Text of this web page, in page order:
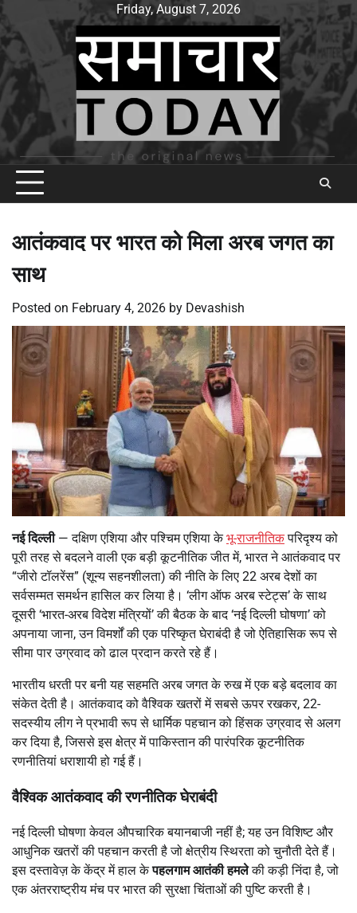
Skip
to
content
Friday, August 7, 2026
आतंकवाद पर भारत को मिला अरब जगत का
साथ
Posted on February 4, 2026 by Devashish
नई दिल्ली— दक्षिण एशिया और पश्चिम एशिया केभू-राजनीतिकपरिदृश्य को
पूरी तरह से बदलने वाली एक बड़ी कूटनीतिक जीत में, भारत ने आतंकवाद पर
“जीरो टॉलरेंस” (शून्य सहनशीलता) की नीति के लिए 22 अरब देशों का
सर्वसम्मत समर्थन हासिल कर लिया है। ‘लीग ऑफ अरब स्टेट्स’ के साथ
दूसरी ‘भारत-अरब विदेश मंत्रियों’ की बैठक के बाद ‘नई दिल्ली घोषणा’ को
अपनाया जाना, उन विमर्शों की एक परिष्कृत घेराबंदी है जो ऐतिहासिक रूप से
सीमा पार उग्रवाद को ढाल प्रदान करते रहे हैं।
भारतीय धरती पर बनी यह सहमति अरब जगत के रुख में एक बड़े बदलाव का
संकेत देती है। आतंकवाद को वैश्विक खतरों में सबसे ऊपर रखकर, 22-
सदस्यीय लीग ने प्रभावी रूप से धार्मिक पहचान को हिंसक उग्रवाद से अलग
कर दिया है, जिससे इस क्षेत्र में पाकिस्तान की पारंपरिक कूटनीतिक
रणनीतियां धराशायी हो गई हैं।
वैश्विक आतंकवाद की रणनीतिक घेराबंदी
नई दिल्ली घोषणा केवल औपचारिक बयानबाजी नहीं है; यह उन विशिष्ट और
आधुनिक खतरों की पहचान करती है जो क्षेत्रीय स्थिरता को चुनौती देते हैं।
इस दस्तावेज़ के केंद्र में हाल केपहलगाम आतंकी हमलेकी कड़ी निंदा है, जो
एक अंतरराष्ट्रीय मंच पर भारत की सुरक्षा चिंताओं की पुष्टि करती है।